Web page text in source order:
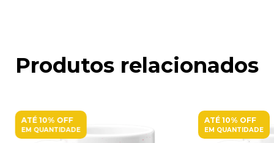
Produtos relacionados
ATÉ 10% OFF
EM QUANTIDADE
ATÉ 10% OFF
EM QUANTIDADE